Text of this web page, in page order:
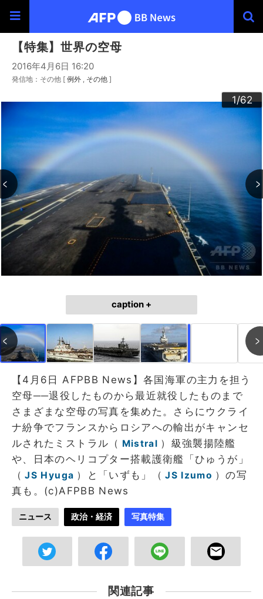
【特集】世界の空母
2016年4月6日 16:20
発信地：その他 [ 例外 その他 ]
1/62
2/62
3/62
4/62
5/62
6/62
7/62
8/62
9/62
10/62
11/62
12/62
13/62
14/62
15/62
16/62
17/62
18/62
19/62
20/62
21/62
22/62
23/62
24/62
25/62
26/62
27/62
28/62
29/62
30/62
31/62
32/62
33/62
34/62
35/62
36/62
37/62
38/62
39/62
40/62
41/62
42/62
43/62
44/62
45/62
46/62
47/62
48/62
49/62
50/62
51/62
52/62
53/62
54/62
55/62
56/62
57/62
58/62
59/62
60/62
61/62
62/62
caption +
成中 画像作成中
【4月6日 AFPBB News】各国海軍の主力を担う
空母──退役したものから最近就役したものまで
さまざまな空母の写真を集めた。さらにウクライ
ナ紛争でフランスからロシアへの輸出がキャンセ
ルされたミストラル（ Mistral ）級強襲揚陸艦
や、日本のヘリコプター搭載護衛艦「ひゅうが」
（ JS Hyuga ）と「いずも」（ JS Izumo ）の写
真も。(c)AFPBB News
ニュース 政治・経済 写真特集
関連記事